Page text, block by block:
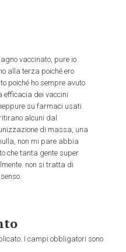
vaccinato, pure io
alla terza poiché ero
poiché ho sempre avuto
dei vaccini
su farmaci usati
alcuni dal
di massa, una
non mi pare abbia
che tanta gente super
non si tratta di
I campi obbligatori sono